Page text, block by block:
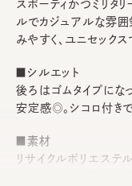
スポーティかつミリタ
ルでカジュアルな雰囲
みやすく、ユニセック
■シルエット
後ろはゴムタイプにな
安定感◎。シコロ付き
■素材
リサイクルポリエステ